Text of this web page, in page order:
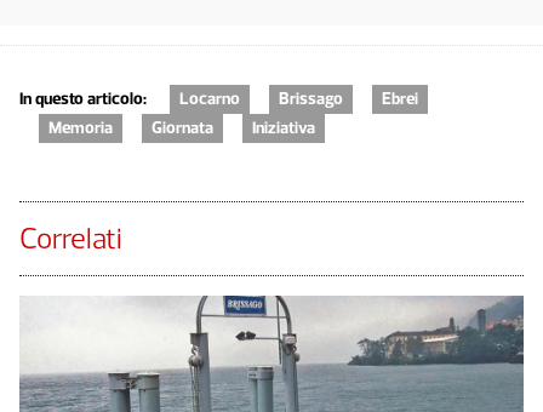
In questo articolo: Locarno Brissago
Ebrei
Memoria
Giornata Iniziativa
Correlati